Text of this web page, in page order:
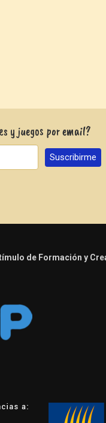
y juegos por email?
de Formación y